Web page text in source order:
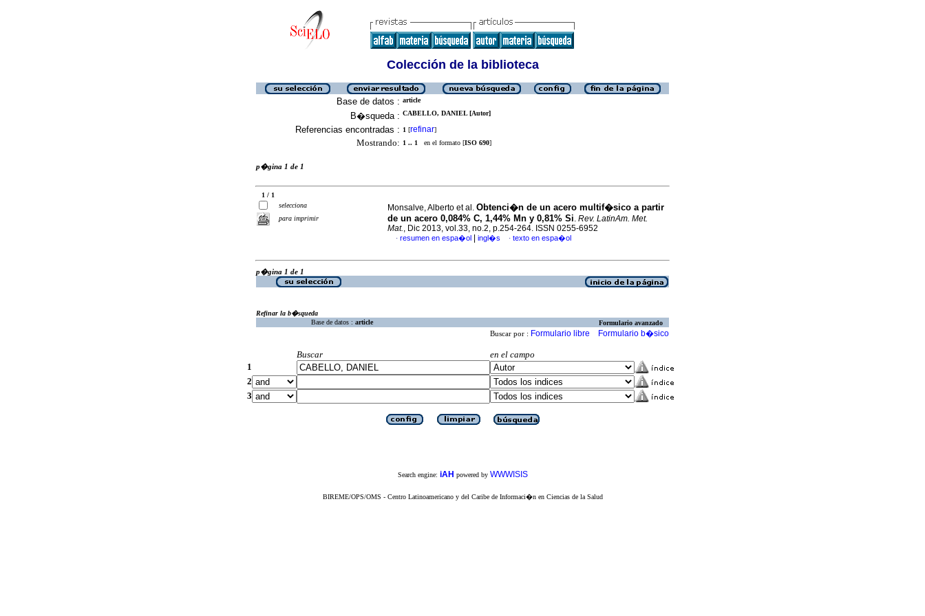
Colección de la biblioteca
Base de datos : article
B�squeda : CABELLO, DANIEL [Autor]
Referencias encontradas : 1 [refinar]
Mostrando: 1 .. 1 en el formato [ISO 690]
p�gina 1 de 1
1 / 1
selecciona
para imprimir
Monsalve, Alberto et al. Obtenci�n de un acero multif�sico a partir
de un acero 0,084% C, 1,44% Mn y 0,81% Si. Rev. LatinAm. Met.
Mat., Dic 2013, vol.33, no.2, p.254-264. ISSN 0255-6952
· resumen en espa�ol ingl�s · texto en espa�ol
p�gina 1 de 1
Refinar la b�squeda
Base de datos : article Formulario avanzado
Buscar por : Formulario libre Formulario b�sico
Buscar
en el campo
1
2
3
Search engine: iAH powered by WWWISIS
BIREME/OPS/OMS - Centro Latinoamericano y del Caribe de Informaci�n en Ciencias de la Salud